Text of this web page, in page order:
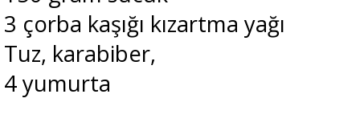
3 çorba kaşığı kızartma yağı
Tuz, karabiber,
4 yumurta